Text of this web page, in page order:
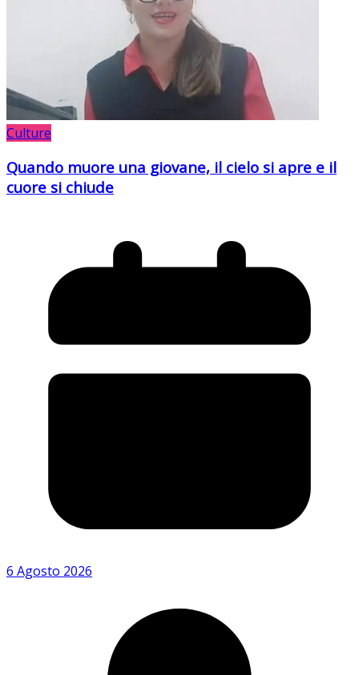
Culture
Quando muore una giovane, il cielo si apre e il
cuore si chiude
6 Agosto 2026